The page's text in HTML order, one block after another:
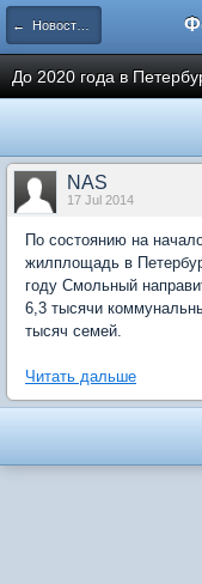
← Новости рынка недвижимости
До 2020 года в
NAS
17 Jul 2014
По состоянию на
жилплощадь в
году Смольный
6,3 тысячи
тысяч семей.
Читать дальше